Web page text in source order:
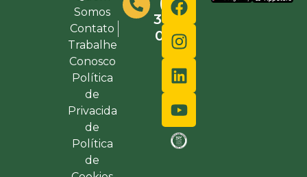
Somos
Contato
Trabalhe
Conosco
Política
de
Privacida
de
Política
de
3632-
0000